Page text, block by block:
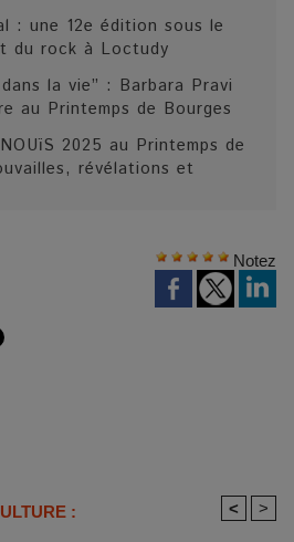
: une 12e édition sous le
du rock à Loctudy
la vie” : Barbara Pravi
au Printemps de Bourges
2025 au Printemps de
révélations et
Notez
: < >